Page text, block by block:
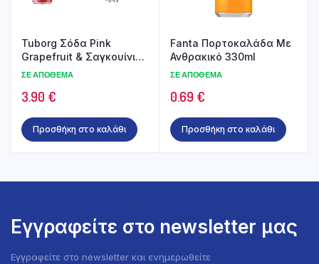
Tuborg Σόδα Pink
Grapefruit & Σαγκουίνι
6x330ml
ΣΕ ΑΠΌΘΕΜΑ
3.90 €
Προσθήκη στο καλάθι
Fanta Πορτοκαλάδα Με
Ανθρακικό 330ml
ΣΕ ΑΠΌΘΕΜΑ
0.69 €
Προσθήκη στο καλάθι
Εγγραφείτε στο newsletter μας
Εγγραφείτε στο newsletter και ενημερωθείτε